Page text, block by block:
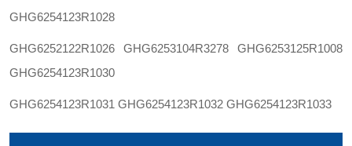
GHG6254123R1028
GHG6252122R1026 GHG6253104R3278
GHG6253125R1008
GHG6254123R1030
GHG6254123R1031 GHG6254123R1032 GHG6254123R1033